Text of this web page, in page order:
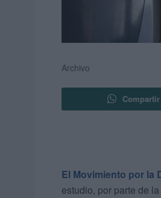
Archivo
El Movimiento por la
estudio, por parte de